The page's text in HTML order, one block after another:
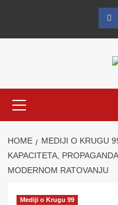
Menu
HOME MEDIJI O KRUGU
KAPACITETA,
MODERNOM RATOVANJU
Mediji o Krugu 99